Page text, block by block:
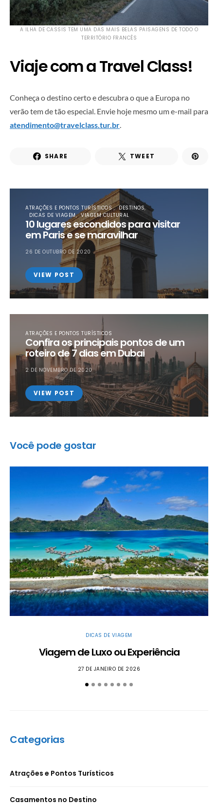
A ILHA DE CASSIS TEM UMA DAS MAIS BELAS PAISAGENS DE TODO O
TERRITÓRIO FRANCÊS
Viaje com a Travel Class!
Conheça o destino certo e descubra o que a Europa no
verão tem de tão especial. Envie hoje mesmo um e-mail para
atendimento@travelclass.tur.br
SHARE TWEET
ATRAÇÕES E PONTOS TURÍSTICOS
DESTINOS
DICAS DE VIAGEM
VIAGEM CULTURAL
10 lugares escondidos para visitar
em Paris e se maravilhar
26 DE OUTUBRO DE 2020
VIEW POST
ATRAÇÕES E PONTOS TURÍSTICOS
Confira os principais pontos de um
roteiro de 7 dias em Dubai
2 DE NOVEMBRO DE 2020
VIEW POST
Você pode gostar
DICAS DE VIAGEM
Viagem de Luxo ou Experiência
27 DE JANEIRO DE 2026
Categorias
Atrações e Pontos Turísticos
Casamentos no Destino